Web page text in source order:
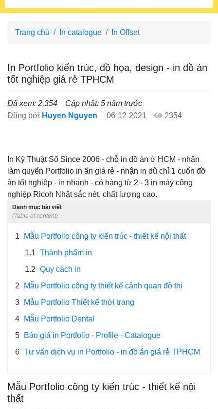
Trang chủ In catalogue In Offset
In Portfolio kiến trúc, đồ họa, design - in đồ án
tốt nghiệp giá rẻ TPHCM
Đã xem: 2,354
Cập nhât: 5 năm trước
Đăng bởi Huyen Nguyen 06-12-2021 2354
In Kỹ Thuật Số Since 2006 - chỗ in đồ án ở HCM - nhận
làm quyển Portfolio in ấn giá rẻ - nhận in dù chỉ 1 cuốn đồ
án tốt nghiệp - in nhanh - có hàng từ 2 - 3 in máy công
nghiệp Ricoh Nhật sắc nét, chất lượng cao.
Danh mục bài viết
(Table of content)
1
Mẫu Portfolio công ty kiến trúc - thiết kế nội thất
1.1 Thành phẩm in
1.2 Quy cách in
2
Mẫu Portfolio công ty thiết kế cảnh quan đô thị
3
Mẫu Portfolio Thiết kế thời trang
4
Mẫu Portfolio Dental
5
Báo giá in Portfolio - Profile - Catalogue
6 Tư vấn dịch vụ in Portfolio - in đồ án giá rẻ TPHCM
Mẫu Portfolio công ty kiến trúc - thiết kế nội
thất